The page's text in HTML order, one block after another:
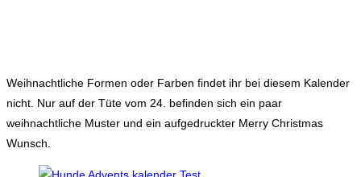
Weihnachtliche Formen oder Farben findet ihr bei diesem Kalender
nicht. Nur auf der Tüte vom 24. befinden sich ein paar
weihnachtliche Muster und ein aufgedruckter Merry Christmas
Wunsch.